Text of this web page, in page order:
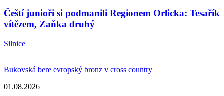
Čeští junioři si podmanili Regionem Orlicka: Tesařík
vítězem, Zaňka druhý
Silnice
Bukovská bere evropský bronz v cross country
01.08.2026